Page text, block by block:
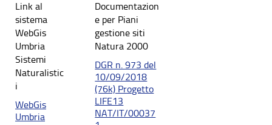
Link al
sistema
WebGis
Umbria
Sistemi
Naturalistic
i
WebGis
Umbria
Documentazion
e per Piani
gestione siti
Natura 2000
DGR n. 973 del
10/09/2018
(76k) Progetto
LIFE13
NAT/IT/00037